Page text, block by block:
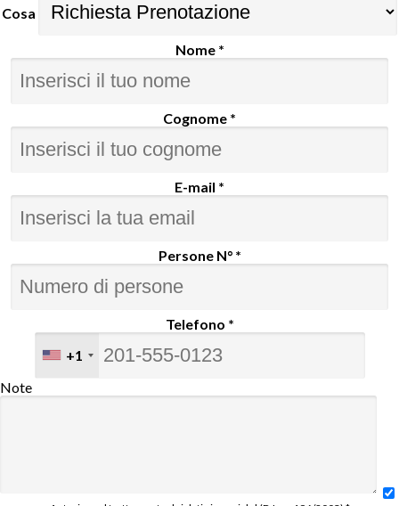
Cosa
Nome *
Cognome *
E-mail *
Persone N° *
Telefono *
+1
Note